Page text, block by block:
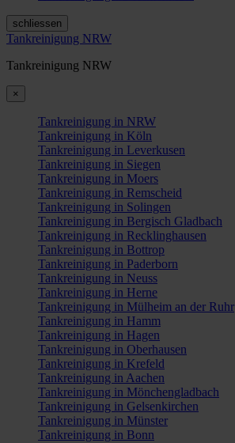
schliessen
Tankreinigung NRW
Tankreinigung NRW
×
Tankreinigung in NRW
Tankreinigung in Köln
Tankreinigung in Leverkusen
Tankreinigung in Siegen
Tankreinigung in Moers
Tankreinigung in Remscheid
Tankreinigung in Solingen
Tankreinigung in Bergisch Gladbach
Tankreinigung in Recklinghausen
Tankreinigung in Bottrop
Tankreinigung in Paderborn
Tankreinigung in Neuss
Tankreinigung in Herne
Tankreinigung in Mülheim an der Ruhr
Tankreinigung in Hamm
Tankreinigung in Hagen
Tankreinigung in Oberhausen
Tankreinigung in Krefeld
Tankreinigung in Aachen
Tankreinigung in Mönchengladbach
Tankreinigung in Gelsenkirchen
Tankreinigung in Münster
Tankreinigung in Bonn